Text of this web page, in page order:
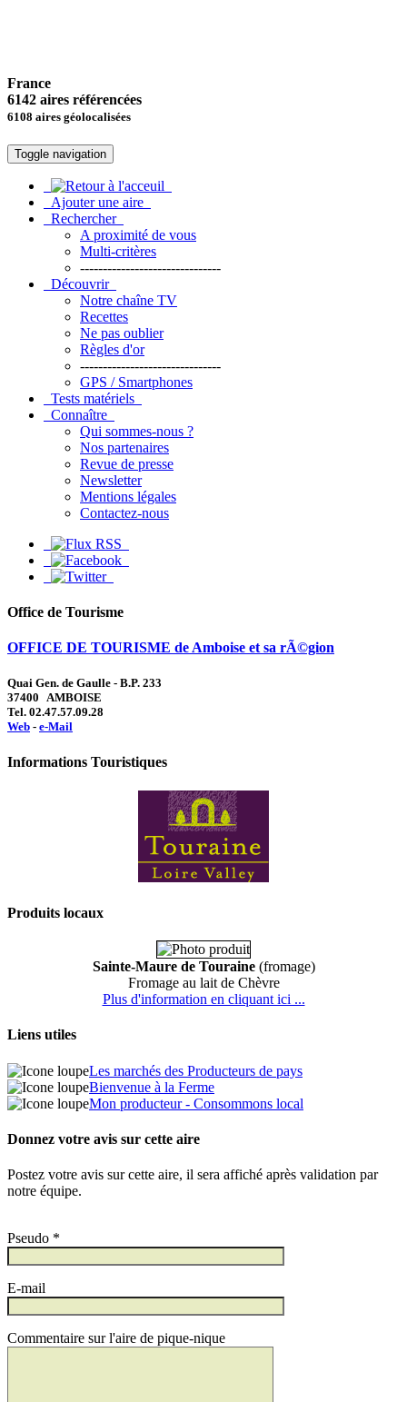
France
6142 aires référencées
6108 aires géolocalisées
Toggle navigation
Ajouter une aire
Rechercher
A proximité de vous
Multi-critères
-------------------------------
Découvrir
Notre chaîne TV
Recettes
Ne pas oublier
Règles d'or
-------------------------------
GPS / Smartphones
Tests matériels
Connaître
Qui sommes-nous ?
Nos partenaires
Revue de presse
Newsletter
Mentions légales
Contactez-nous
Office de Tourisme
OFFICE DE TOURISME de Amboise et sa rÃ©gion
Quai Gen. de Gaulle - B.P. 233
37400 AMBOISE
Tel. 02.47.57.09.28
Web - e-Mail
Informations Touristiques
Produits locaux
Sainte-Maure de Touraine(fromage)
Fromage au lait de Chèvre
Plus d'information en cliquant ici ...
Liens utiles
Les marchés des Producteurs de pays
Bienvenue à la Ferme
Mon producteur - Consommons local
Donnez votre avis sur cette aire
Postez votre avis sur cette aire, il sera affiché après validation par
notre équipe.
Pseudo *
E-mail
Commentaire sur l'aire de pique-nique